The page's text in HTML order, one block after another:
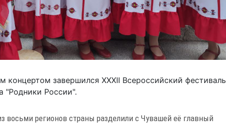
концертом завершился XXXII Всероссийский фестиваль
"Родники России".
восьми регионов страны разделили с Чувашей её главный